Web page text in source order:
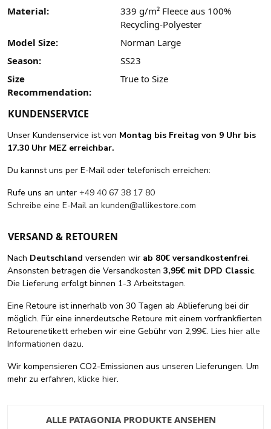
Material:
339 g/m² Fleece aus 100%
Recycling-Polyester
Model Size:
Norman Large
Season:
SS23
Size
Recommendation:
True to Size
KUNDENSERVICE
Unser Kundenservice ist von Montag bis Freitag von 9 Uhr bis
17.30 Uhr MEZ erreichbar.
Du kannst uns per E-Mail oder telefonisch erreichen:
Rufe uns an unter +49 40 67 38 17 80
Schreibe eine E-Mail an kunden@allikestore.com
VERSAND & RETOUREN
Nach Deutschland versenden wir ab 80€ versandkostenfrei.
Ansonsten betragen die Versandkosten 3,95€ mit DPD Classic.
Die Lieferung erfolgt binnen 1-3 Arbeitstagen.
Eine Retoure ist innerhalb von 30 Tagen ab Ablieferung bei dir
möglich. Für eine innerdeutsche Retoure mit einem vorfrankfierten
Retourenetikett erheben wir eine Gebühr von 2,99€. Lies hier alle
Informationen dazu.
Wir kompensieren CO2-Emissionen aus unseren Lieferungen. Um
mehr zu erfahren, klicke hier.
ALLE PATAGONIA PRODUKTE ANSEHEN